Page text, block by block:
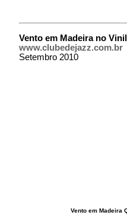
Vento em Madeira no
www.clubedejazz.com.br
Setembro 2010
Vento em Madeira